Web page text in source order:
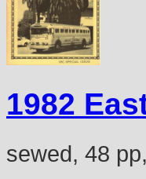
1982
sewed, 48